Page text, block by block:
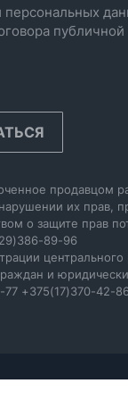
персональных
продавцом
их прав,
о защите прав
89-96
и
77 +375(17)370-42-